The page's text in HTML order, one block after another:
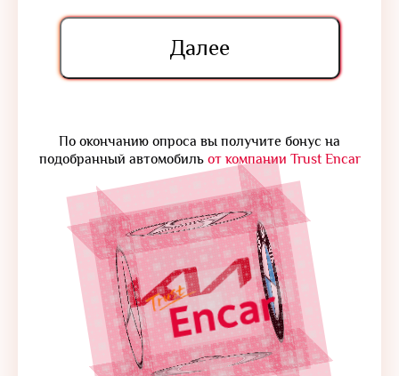
По окончанию опроса вы получите бонус на
подобранный автомобиль от компании Trust Encar
Далее